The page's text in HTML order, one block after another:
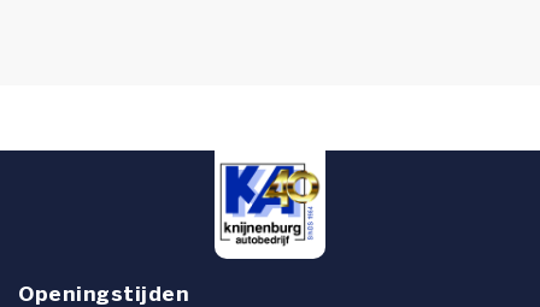
Openingstijden